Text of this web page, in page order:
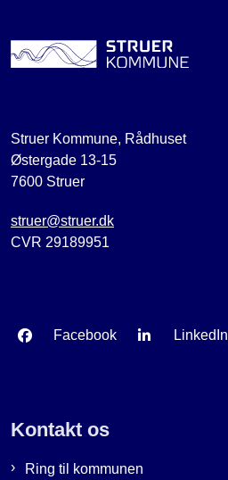
Struer Kommune, Rådhuset
Østergade 13-15
7600 Struer
struer@struer.dk
CVR 29189951
Facebook LinkedIn
Kontakt os
Ring til kommunen